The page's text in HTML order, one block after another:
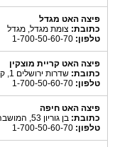
פיצה האט מגדל
כתובת: צומת מגדל, מגדל
טלפון:
פיצה האט קריית מוצקין
כתובת: שדרות ירושלים 1, קריית מוצקין
טלפון:
פיצה האט חיפה
כתובת: בן גוריון 53, המושבה הגרמנית, חיפה
טלפון: